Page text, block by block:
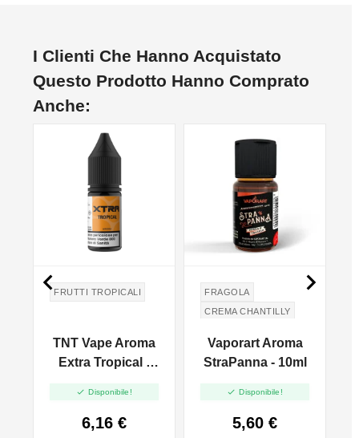
I Clienti Che Hanno Acquistato
Questo Prodotto Hanno Comprato
Anche:
FRUTTI TROPICALI
TNT Vape Aroma
Extra Tropical -
 Disponibile!
6,16 €
FRAGOLA
CREMA CHANTILLY
Vaporart Aroma
StraPanna - 10ml
 Disponibile!
5,60 €
 